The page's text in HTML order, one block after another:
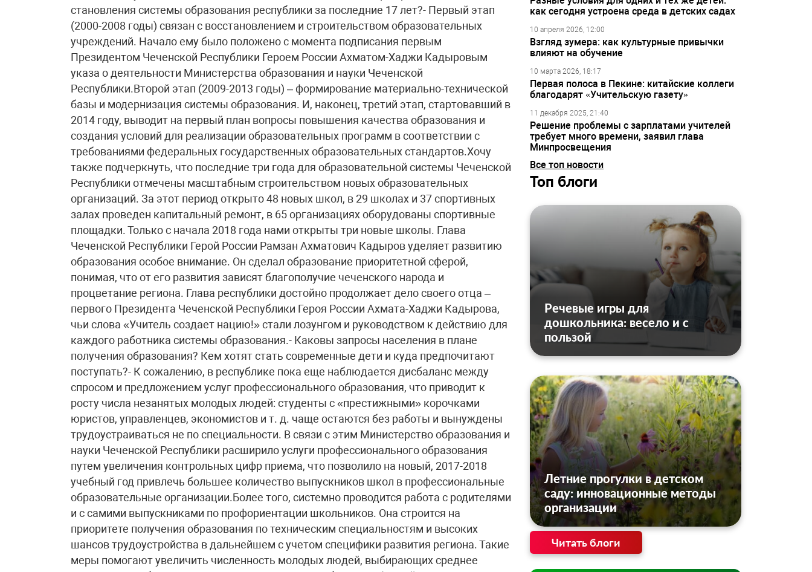
как сегодня устроена среда в детских садах
10 апреля 2026, 12:00
Взгляд зумера: как культурные привычки
влияют на обучение
10 марта 2026, 18:17
Первая полоса в Пекине: китайские коллеги
благодарят «Учительскую газету»
11 декабря 2025, 21:40
Решение проблемы с зарплатами учителей
требует много времени, заявил глава
Минпросвещения
Все топ новости
Топ блоги
Речевые игры для
дошкольника: весело и с
пользой
Летние прогулки в детском
саду: инновационные методы
организации
Читать блоги